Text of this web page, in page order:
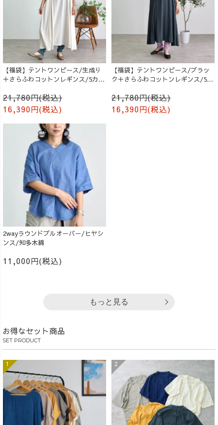
【福袋】テントワンピース/生成り
＋さらふわコットンレギンス/5カラ
21,780円(税込)
16,390円(税込)
【福袋】テントワンピース/ブラッ
ク＋さらふわコットンレギンス/5カ
21,780円(税込)
16,390円(税込)
2wayラウンドプルオーバー/ヒヤシ
ンス/知多木綿
11,000円(税込)
もっと見る
お得なセット商品
SET PRODUCT